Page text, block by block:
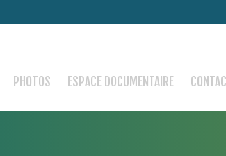
PHOTOS ESPACE DOCUMENTAIRE